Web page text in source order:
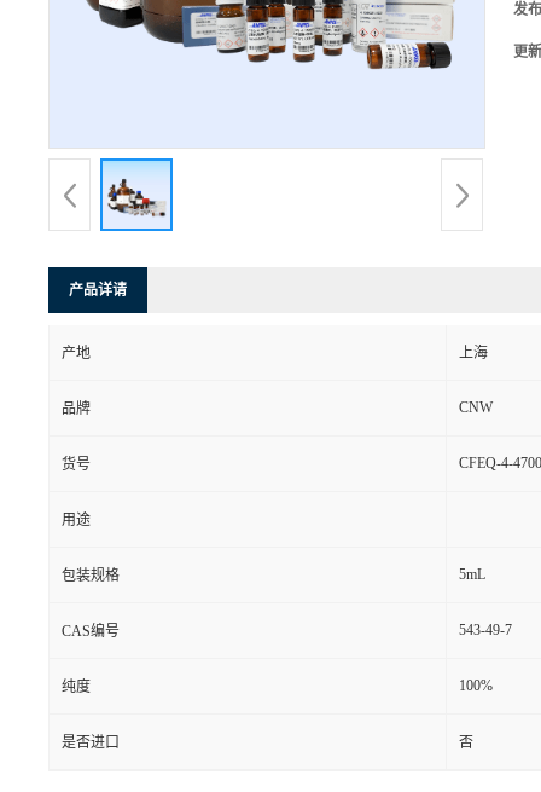
发
更
产品详请
产地 上海
品牌 CNW
货号 CFEQ-4-
用途
包装规格 5mL
CAS编号 543-49-7
纯度 100%
是否进口 否